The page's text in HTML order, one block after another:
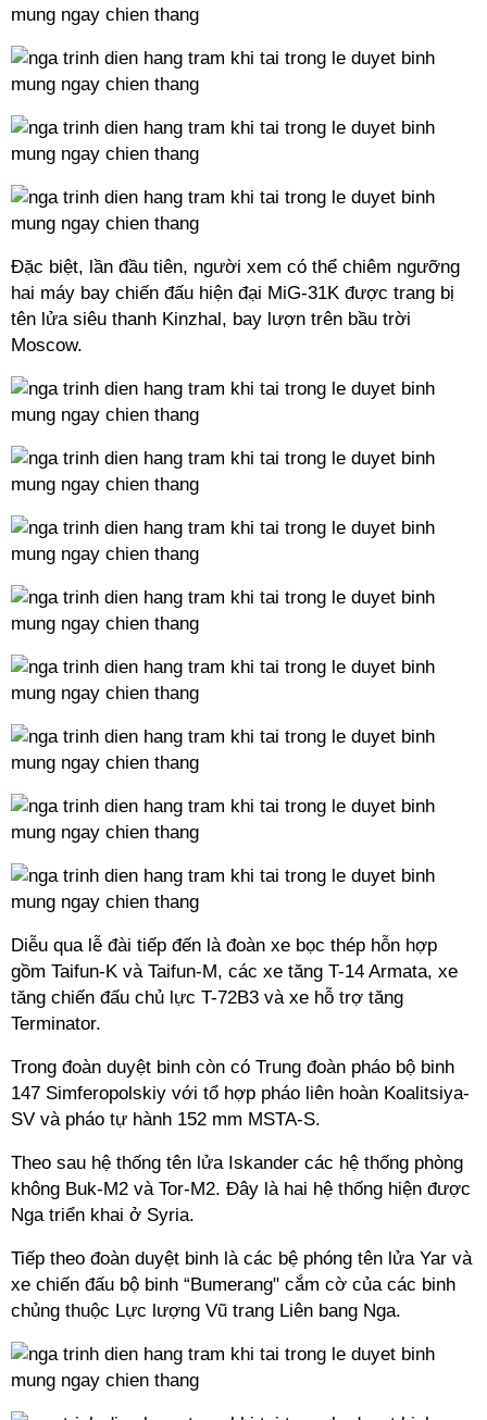
Đặc biệt, lần đầu tiên, người xem có thể chiêm ngưỡng
hai máy bay chiến đấu hiện đại MiG-31K được trang bị
tên lửa siêu thanh Kinzhal, bay lượn trên bầu trời
Moscow.
Diễu qua lễ đài tiếp đến là đoàn xe bọc thép hỗn hợp
gồm Taifun-K và Taifun-M, các xe tăng T-14 Armata, xe
tăng chiến đấu chủ lực T-72B3 và xe hỗ trợ tăng
Terminator.
Trong đoàn duyệt binh còn có Trung đoàn pháo bộ binh
147 Simferopolskiy với tổ hợp pháo liên hoàn Koalitsiya-
SV và pháo tự hành 152 mm MSTA-S.
Theo sau hệ thống tên lửa Iskander các hệ thống phòng
không Buk-M2 và Tor-M2. Đây là hai hệ thống hiện được
Nga triển khai ở Syria.
Tiếp theo đoàn duyệt binh là các bệ phóng tên lửa Yar và
xe chiến đấu bộ binh “Bumerang" cắm cờ của các binh
chủng thuộc Lực lượng Vũ trang Liên bang Nga.